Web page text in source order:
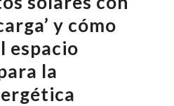
y cómo
espacio
la